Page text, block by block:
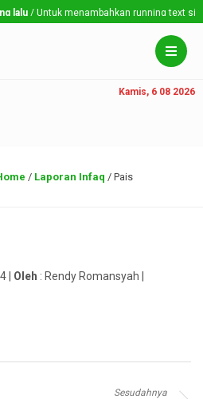
lalu/ Untuk menambahkan running text
Kamis, 6 08 2026
/ Laporan Infaq / Pais
| Oleh : Rendy Romansyah |
Sesudahnya